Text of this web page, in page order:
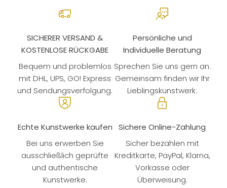
SICHERER VERSAND &
KOSTENLOSE RÜCKGABE
Bequem und problemlos
mit DHL, UPS, GO! Express
und Sendungsverfolgung.
Persönliche und
Individuelle Beratung
Sprechen Sie uns gern an.
Gemeinsam finden wir Ihr
Lieblingskunstwerk.
Echte Kunstwerke kaufen
Bei uns erwerben Sie
ausschließlich geprüfte
und authentische
Kunstwerke.
Sichere Online-Zahlung
Sicher bezahlen mit
Kreditkarte, PayPal, Klarna,
Vorkasse oder
Überweisung.